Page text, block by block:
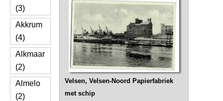
(3)
Akkrum
(4)
Alkmaar
(2)
Almelo
(2)
Velsen, Velsen-Noord Papierfabriek
met schip